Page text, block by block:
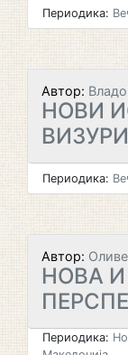
Периодика:
Автор:
НОВИ
ВИЗУРИ
Периодика:
Автор:
НОВА
Периодика: